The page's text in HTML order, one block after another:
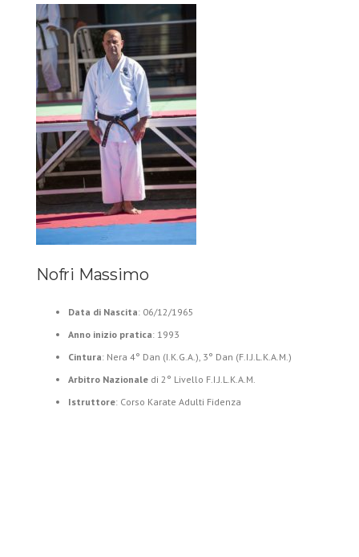
Nofri Massimo
Data di Nascita: 06/12/1965
Anno inizio pratica: 1993
Cintura: Nera 4° Dan (I.K.G.A.), 3° Dan (F.I.J.L.K.A.M.)
Arbitro Nazionale di 2° Livello F.I.J.L.K.A.M.
Istruttore: Corso Karate Adulti Fidenza